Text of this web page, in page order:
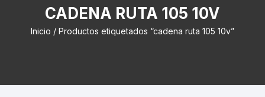
CADENA RUTA 105 10V
Inicio / Productos etiquetados “cadena ruta 105 10v”